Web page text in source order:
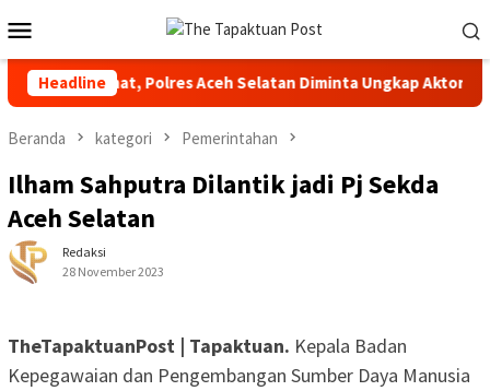
ke
kontenMobile
Headline
Manggamat, Polres Aceh Selatan Diminta Ungkap Aktornya
Beranda kategori Pemerintahan
Ilham Sahputra Dilantik jadi Pj Sekda
Aceh Selatan
Redaksi
28 November 2023
TheTapaktuanPost | Tapaktuan. Kepala Badan
Kepegawaian dan Pengembangan Sumber Daya Manusia